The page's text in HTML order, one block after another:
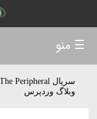
وبلاگ وردپرس
☰ منو